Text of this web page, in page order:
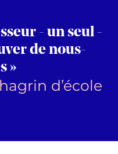
- un seul -
de nous-
»
d’école